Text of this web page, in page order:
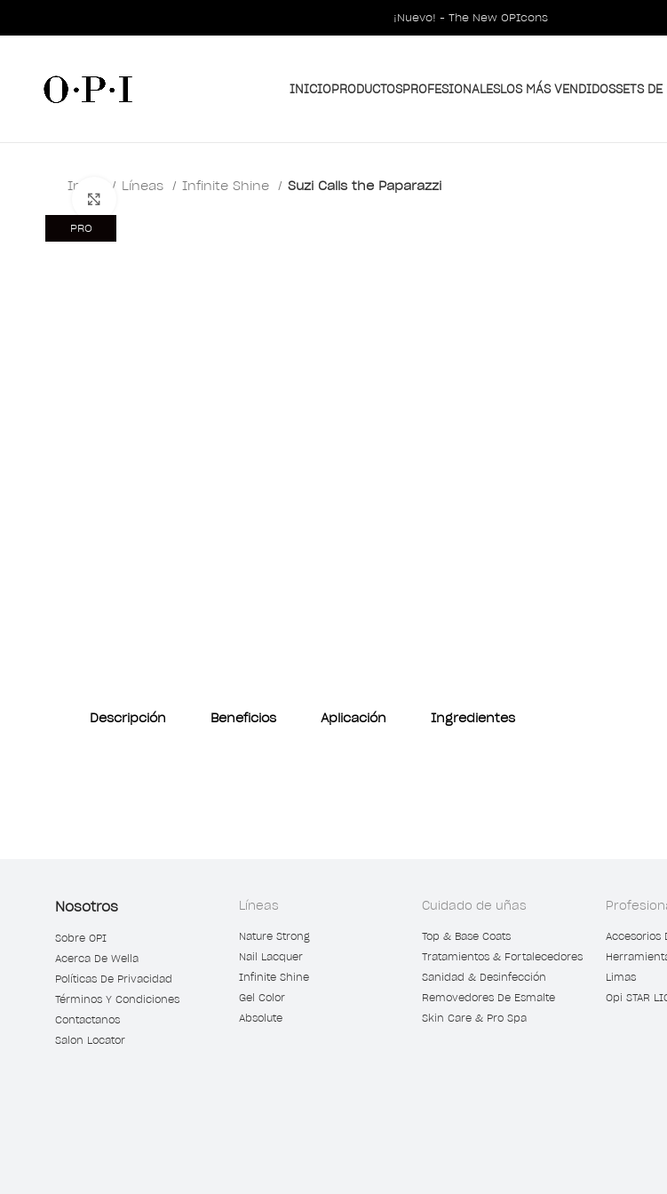
¡Nuevo! - The New OPIcons
INICIOPRODUCTOSPROFESIONALESLOS MÁS VENDIDOSSETS DE
Inicio Líneas Infinite Shine Suzi Calls the Paparazzi
PRO
Descripción Beneficios Aplicación Ingredientes
Nosotros
Sobre OPI
Acerca De Wella
Políticas De Privacidad
Términos Y Condiciones
Contactanos
Salon Locator
Líneas
Nature Strong
Nail Lacquer
Infinite Shine
Gel Color
Absolute
Cuidado de uñas
Top & Base Coats
Tratamientos & Fortalecedores
Sanidad & Desinfección
Removedores De Esmalte
Skin Care & Pro Spa
Accesorios
Limas
Opi STAR